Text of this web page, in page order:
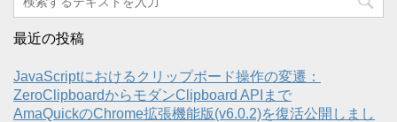
最近の投稿
JavaScriptにおけるクリップボード操作の変遷：
ZeroClipboardからモダンClipboard APIまで
AmaQuickのChrome拡張機能版(v6.0.2)を復活公開しまし